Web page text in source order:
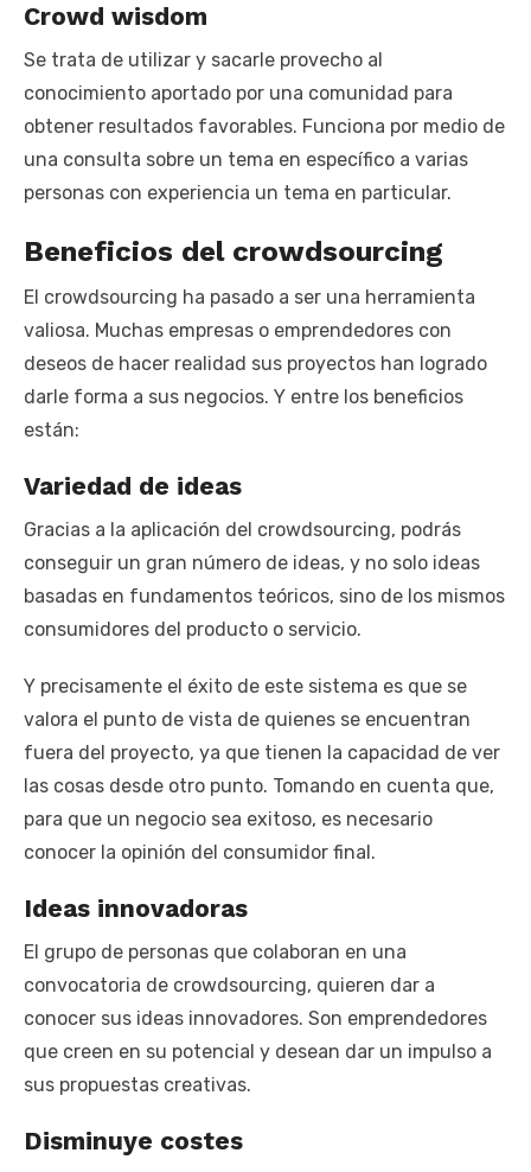
Crowd wisdom
Se trata de utilizar y sacarle provecho al
conocimiento aportado por una comunidad para
obtener resultados favorables. Funciona por medio de
una consulta sobre un tema en específico a varias
personas con experiencia un tema en particular.
Beneficios del crowdsourcing
El crowdsourcing ha pasado a ser una herramienta
valiosa. Muchas empresas o emprendedores con
deseos de hacer realidad sus proyectos han logrado
darle forma a sus negocios. Y entre los beneficios
están:
Variedad de ideas
Gracias a la aplicación del crowdsourcing, podrás
conseguir un gran número de ideas, y no solo ideas
basadas en fundamentos teóricos, sino de los mismos
consumidores del producto o servicio.
Y precisamente el éxito de este sistema es que se
valora el punto de vista de quienes se encuentran
fuera del proyecto, ya que tienen la capacidad de ver
las cosas desde otro punto. Tomando en cuenta que,
para que un negocio sea exitoso, es necesario
conocer la opinión del consumidor final.
Ideas innovadoras
El grupo de personas que colaboran en una
convocatoria de crowdsourcing, quieren dar a
conocer sus ideas innovadores. Son emprendedores
que creen en su potencial y desean dar un impulso a
sus propuestas creativas.
Disminuye costes